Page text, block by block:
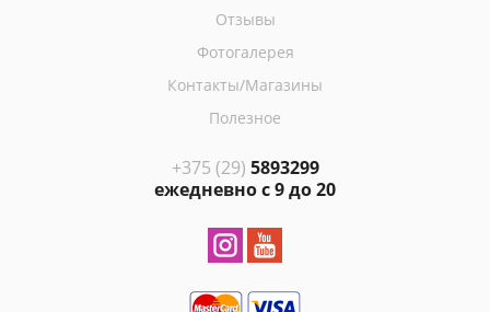
Отзывы
Фотогалерея
Контакты/Магазины
Полезное
+375 (29) 5893299
ежедневно с 9 до 20